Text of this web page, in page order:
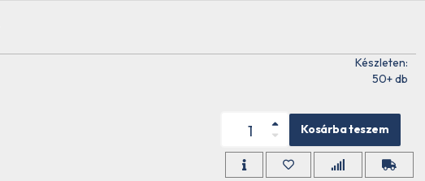
Készleten:
50+ db
Kosárba teszem